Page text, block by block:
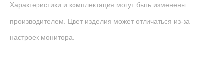
Характеристики и комплектация могут быть изменены
производителем. Цвет изделия может отличаться из-за
настроек монитора.